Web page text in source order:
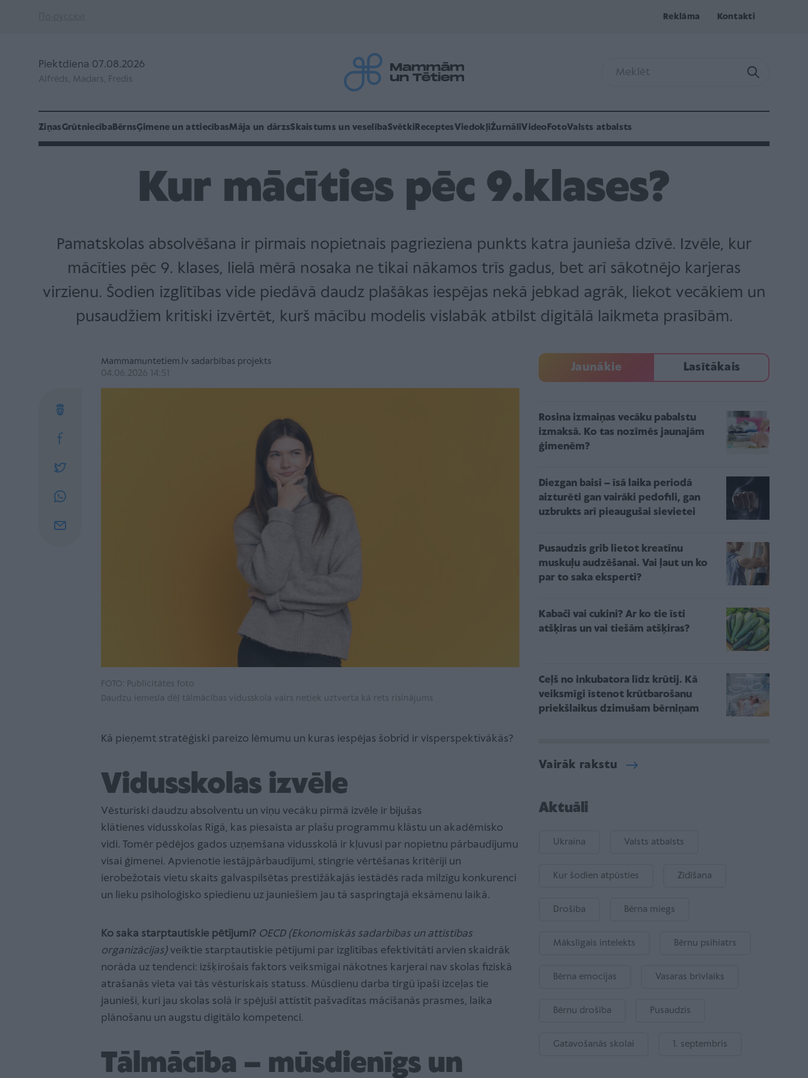
Reklāma Kontakti
Piektdiena 07.08.2026
Alfrēds, Madars, Fredis
ZiņasGrūtniecībaBērnsĢimene un attiecībasMāja un dārzsSkaistums un veselībaSvētki ReceptesViedokļiŽurnāliVideo FotoValsts atbalsts
Kur mācīties pēc 9.klases?
Pamatskolas absolvēšana ir pirmais nopietnais pagrieziena punkts katra jaunieša dzīvē. Izvēle, kur
mācīties pēc 9. klases, lielā mērā nosaka ne tikai nākamos trīs gadus, bet arī sākotnējo karjeras
virzienu. Šodien izglītības vide piedāvā daudz plašākas iespējas nekā jebkad agrāk, liekot vecākiem un
pusaudžiem kritiski izvērtēt, kurš mācību modelis vislabāk atbilst digitālā laikmeta prasībām.
Mammamuntetiem.lv sadarbības projekts
04.06.2026 14:51
FOTO: Publicitātes foto
Daudzu iemesla dēļ tālmācības vidusskola vairs netiek uztverta kā rets risinājums
Kā pieņemt stratēģiski pareizo lēmumu un kuras iespējas šobrīd ir visperspektīvākās?
Vidusskolas izvēle
Vēsturiski daudzu absolventu un viņu vecāku pirmā izvēle ir bijušas
klātienes vidusskolas Rīgā, kas piesaista ar plašu programmu klāstu un akadēmisko
vidi. Tomēr pēdējos gados uzņemšana vidusskolā ir kļuvusi par nopietnu pārbaudījumu
visai ģimenei. Apvienotie iestājpārbaudījumi, stingrie vērtēšanas kritēriji un
ierobežotais vietu skaits galvaspilsētas prestižākajās iestādēs rada milzīgu konkurenci
un lieku psiholoģisko spiedienu uz jauniešiem jau tā saspringtajā eksāmenu laikā.
Ko saka starptautiskie pētījumi? OECD (Ekonomiskās sadarbības un attīstības
organizācijas) veiktie starptautiskie pētījumi par izglītības efektivitāti arvien skaidrāk
norāda uz tendenci: izšķirošais faktors veiksmīgai nākotnes karjerai nav skolas fiziskā
atrašanās vieta vai tās vēsturiskais statuss. Mūsdienu darba tirgū īpaši izceļas tie
jaunieši, kuri jau skolas solā ir spējuši attīstīt pašvadītas mācīšanās prasmes, laika
plānošanu un augstu digitālo kompetenci.
Tālmācība – mūsdienīgs un
Jaunākie Lasītākais
Rosina izmaiņas vecāku pabalstu
izmaksā. Ko tas nozīmēs jaunajām
ģimenēm?
Diezgan baisi – īsā laika periodā
aizturēti gan vairāki pedofili, gan
uzbrukts arī pieaugušai sievietei
Pusaudzis grib lietot kreatīnu
muskuļu audzēšanai. Vai ļaut un ko
par to saka eksperti?
Kabači vai cukini? Ar ko tie īsti
atšķiras un vai tiešām atšķiras?
Ceļš no inkubatora līdz krūtij. Kā
veiksmīgi īstenot krūtbarošanu
priekšlaikus dzimušam bērniņam
Vairāk rakstu
Aktuāli
Ukraina Valsts atbalsts
Kur šodien atpūsties Zīdīšana
Drošība Bērna miegs
Mākslīgais intelekts Bērnu psihiatrs
Bērna emocijas Vasaras brīvlaiks
Bērnu drošība Pusaudzis
Gatavošanās skolai 1. septembris